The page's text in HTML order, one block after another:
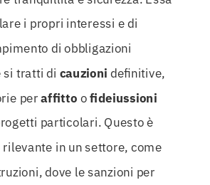
i propri interessi e di
di obbligazioni
si tratti di cauzioni definitive,
peraffitto ofideiussioni
particolari. Questo è
in un settore, come
dove le sanzioni per